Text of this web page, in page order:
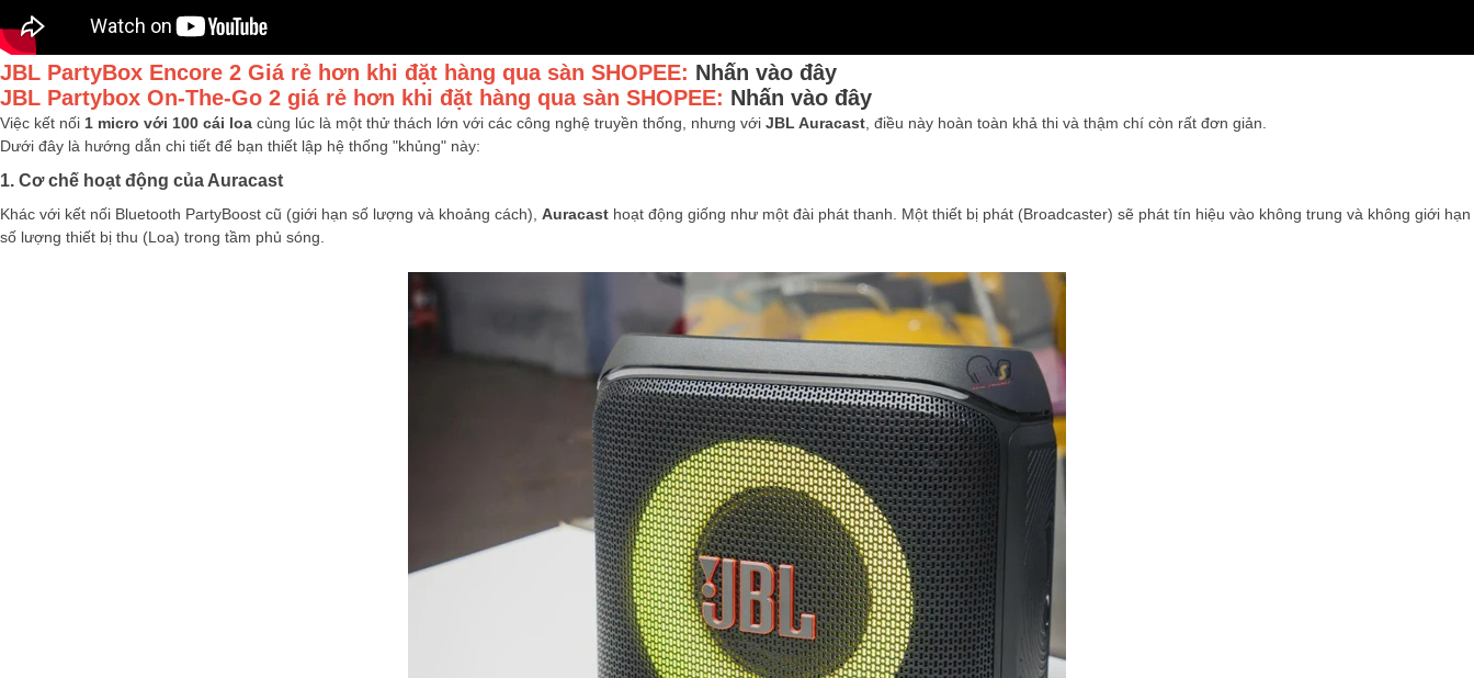
JBL PartyBox Encore 2 Giá rẻ hơn khi đặt hàng qua sàn SHOPEE: Nhấn vào đây
JBL Partybox On-The-Go 2 giá rẻ hơn khi đặt hàng qua sàn SHOPEE: Nhấn vào đây
Việc kết nối 1 micro với 100 cái loa cùng lúc là một thử thách lớn với các công nghệ truyền thống, nhưng với JBL Auracast , điều này hoàn toàn khả thi và thậm chí còn rất đơn giản.
Dưới đây là hướng dẫn chi tiết để bạn thiết lập hệ thống "khủng" này:
1. Cơ chế hoạt động của Auracast
Khác với kết nối Bluetooth PartyBoost cũ (giới hạn số lượng và khoảng cách), Auracast hoạt động giống như một đài phát thanh. Một thiết bị phát (Broadcaster) sẽ phát tín hiệu vào không trung và không giới hạn
số lượng thiết bị thu (Loa) trong tầm phủ sóng.